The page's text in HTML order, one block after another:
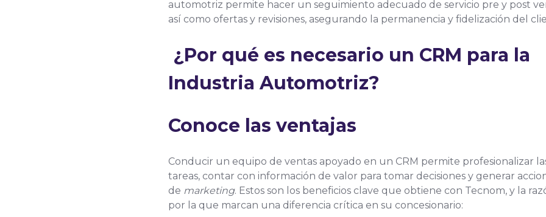
automotriz permite hacer un seguimiento adecuado de servicio pre y post
así como ofertas y revisiones, asegurando la permanencia y fidelización del
¿Por qué es necesario un CRM para la
Industria Automotriz?
Conoce las ventajas
Conducir un equipo de ventas apoyado en un CRM permite profesionalizar
tareas, contar con información de valor para tomar decisiones y generar
de marketing. Estos son los beneficios clave que obtiene con Tecnom, y la
por la que marcan una diferencia crítica en su concesionario: